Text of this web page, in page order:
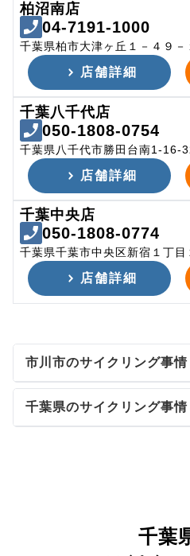
柏沼南店
04-7191-1000
千葉県柏市大津ヶ丘１－４９－
店舗詳細
千葉八千代店
050-1808-0754
千葉県八千代市勝田台南1-16-
店舗詳細
千葉中央店
050-1808-0774
千葉県千葉市中央区新宿１丁目
店舗詳細
市川市のサイクリング事情
千葉県のサイクリング事情
千葉